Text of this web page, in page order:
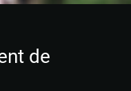
de